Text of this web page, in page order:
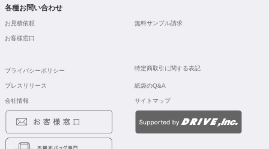
各種お問い合わせ
お見積依頼 無料サンプル請求
お客様窓口
プライバシーポリシー 特定商取引に関する表記
プレスリリース 紙袋のQ&A
会社情報 サイトマップ